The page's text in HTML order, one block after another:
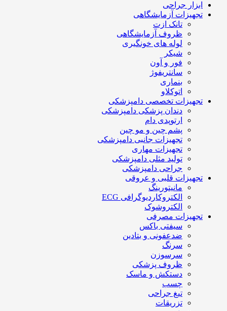
ابزار جراحی
تجهیزات آزمایشگاهی
تانک ازت
ظروف آزمایشگاهی
لوله های خونگیری
شیکر
فور و آون
سانتریفوژ
بنماری
اتوکلاو
تجهیزات تخصصی دامپزشکی
دندان پزشکی دامپزشکی
ارتوپدی دام
پشم چین و مو چین
تجهیزات جانبی دامپزشکی
تجهیزات مهاری
تولید مثلی دامپزشکی
جراحی دامپزشکی
تجهیزات قلبی و عروقی
مانیتورینگ
الکتروکاردیوگرافی ECG
الکتروشوک
تجهیزات مصرفی
سیفتی باکس
ضدعفونی و بتادین
سرنگ
سرسوزن
ظروف پزشکی
دستکش و ماسک
چسب
تیغ جراحی
تزریقات